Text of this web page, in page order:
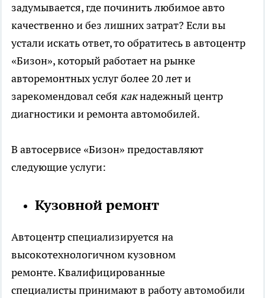
задумывается, где починить любимое авто
качественно и без лишних затрат? Если вы
устали искать ответ, то обратитесь в автоцентр
«Бизон», который работает на рынке
авторемонтных услуг более 20 лет и
зарекомендовал себя какнадежный центр
диагностики и ремонта автомобилей.
В автосервисе «Бизон» предоставляют
следующие услуги:
Кузовной ремонт
Автоцентр специализируется на
высокотехнологичном кузовном
ремонте. Квалифицированные
специалисты принимают в работу автомобили